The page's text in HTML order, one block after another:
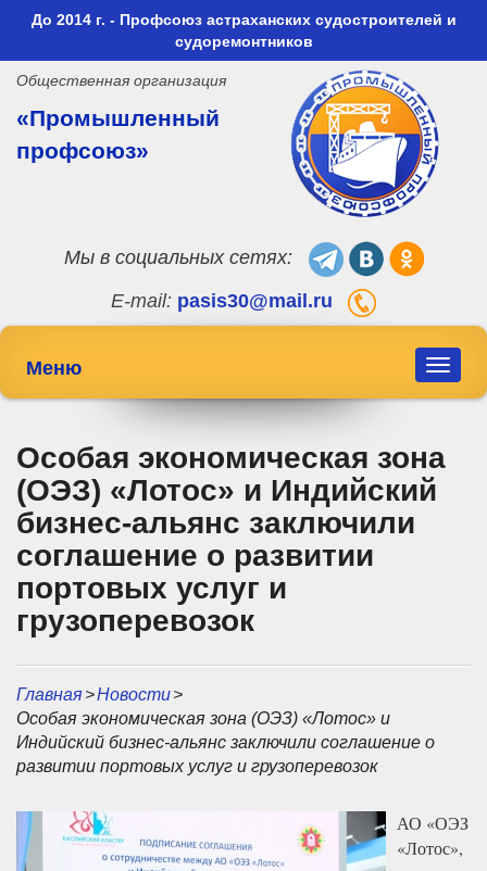
До 2014 г. - Профсоюз астраханских судостроителей и
судоремонтников
Общественная организация
«Промышленный
профсоюз»
Мы в социальных сетях:
E-mail: pasis30@mail.ru
Toggle
Меню
Особая экономическая зона
(ОЭЗ) «Лотос» и Индийский
бизнес-альянс заключили
соглашение о развитии
портовых услуг и
грузоперевозок
Главная>Новости>
Особая экономическая зона (ОЭЗ) «Лотос» и
Индийский бизнес-альянс заключили соглашение о
развитии портовых услуг и грузоперевозок
АО «ОЭЗ
«Лотос»,